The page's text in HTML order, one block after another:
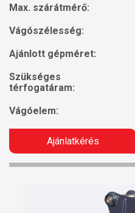
Max. szárátmérő:
Vágószélesség:
Ajánlott gépméret:
Szükséges
térfogatáram:
Vágóelem:
Ajánlatkérés